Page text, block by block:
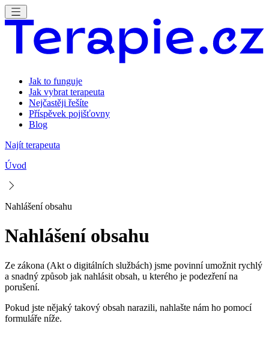
Jak to funguje
Jak vybrat terapeuta
Nejčastěji řešíte
Příspěvek pojišťovny
Blog
Najít terapeuta
Úvod
Nahlášení obsahu
Nahlášení obsahu
Ze zákona (Akt o digitálních službách) jsme povinní umožnit rychlý
a snadný způsob jak nahlásit obsah, u kterého je podezření na
porušení.
Pokud jste nějaký takový obsah narazili, nahlašte nám ho pomocí
formuláře níže.